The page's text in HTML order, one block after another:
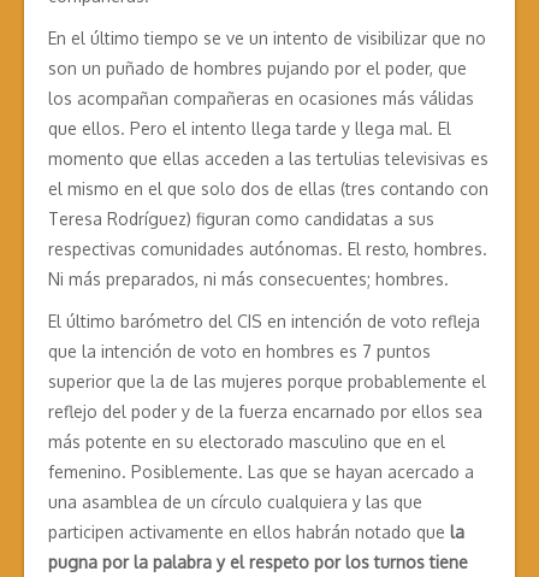
En el último tiempo se ve un intento de visibilizar que no
son un puñado de hombres pujando por el poder, que
los acompañan compañeras en ocasiones más válidas
que ellos. Pero el intento llega tarde y llega mal. El
momento que ellas acceden a las tertulias televisivas es
el mismo en el que solo dos de ellas (tres contando con
Teresa Rodríguez) figuran como candidatas a sus
respectivas comunidades autónomas. El resto, hombres.
Ni más preparados, ni más consecuentes; hombres.
El último barómetro del CIS en intención de voto refleja
que la intención de voto en hombres es 7 puntos
superior que la de las mujeres porque probablemente el
reflejo del poder y de la fuerza encarnado por ellos sea
más potente en su electorado masculino que en el
femenino. Posiblemente. Las que se hayan acercado a
una asamblea de un círculo cualquiera y las que
participen activamente en ellos habrán notado que la
pugna por la palabra y el respeto por los turnos tiene